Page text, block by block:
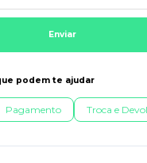
Enviar
podem te ajudar
Pagamento Troca e